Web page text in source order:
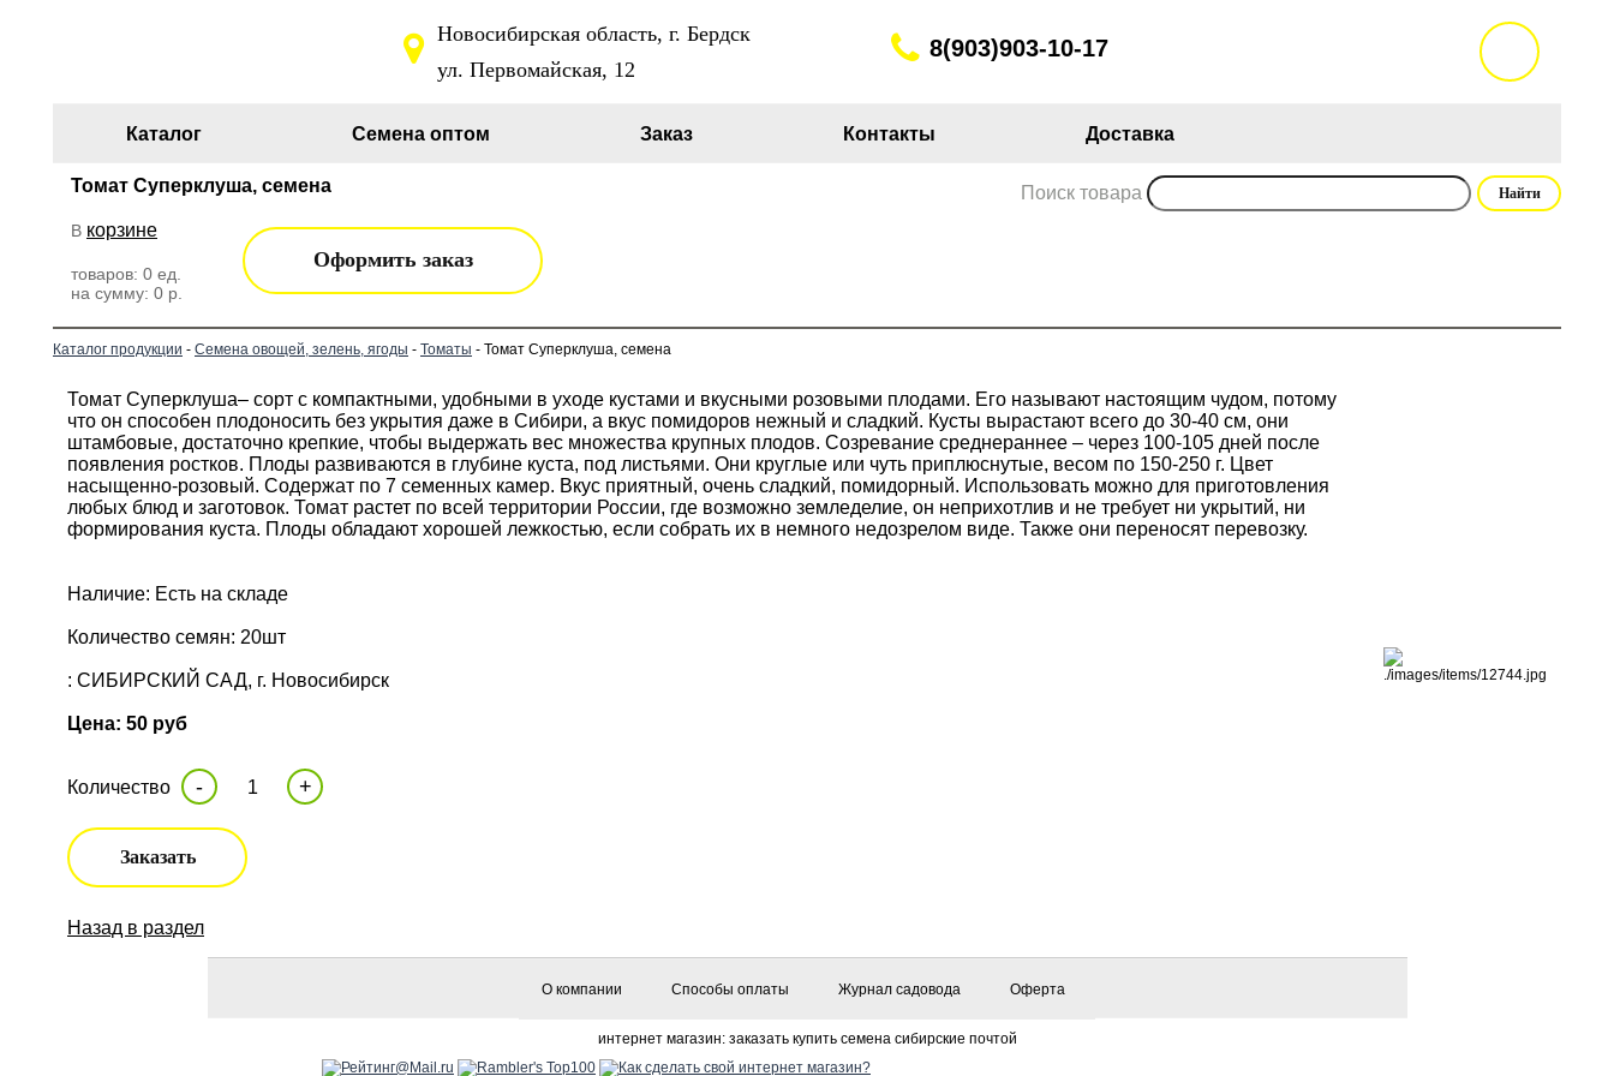
Новосибирская область, г. Бердск
ул. Первомайская, 12
8(903)903-10-17
Каталог Семена оптом Заказ Контакты Доставка
Поиск товара
Томат Суперклуша, семена
В корзине
товаров: 0 ед.
на сумму: 0 р.
Оформить заказ
Каталог продукции - Семена овощей, зелень, ягоды - Томаты - Томат Суперклуша, семена
Томат Суперклуша– сорт с компактными, удобными в уходе кустами и вкусными розовыми плодами. Его называют настоящим чудом, потому
что он способен плодоносить без укрытия даже в Сибири, а вкус помидоров нежный и сладкий. Кусты вырастают всего до 30-40 см, они
штамбовые, достаточно крепкие, чтобы выдержать вес множества крупных плодов. Созревание среднераннее – через 100-105 дней после
появления ростков. Плоды развиваются в глубине куста, под листьями. Они круглые или чуть приплюснутые, весом по 150-250 г. Цвет
насыщенно-розовый. Содержат по 7 семенных камер. Вкус приятный, очень сладкий, помидорный. Использовать можно для приготовления
любых блюд и заготовок. Томат растет по всей территории России, где возможно земледелие, он неприхотлив и не требует ни укрытий, ни
формирования куста. Плоды обладают хорошей лежкостью, если собрать их в немного недозрелом виде. Также они переносят перевозку.
Наличие: Есть на складе
Количество семян: 20шт
: СИБИРСКИЙ САД, г. Новосибирск
Цена: 50 руб
Количество - +
Заказать
Назад в раздел
О компании Способы оплаты Журнал садовода Оферта
интернет магазин: заказать купить семена сибирские почтой